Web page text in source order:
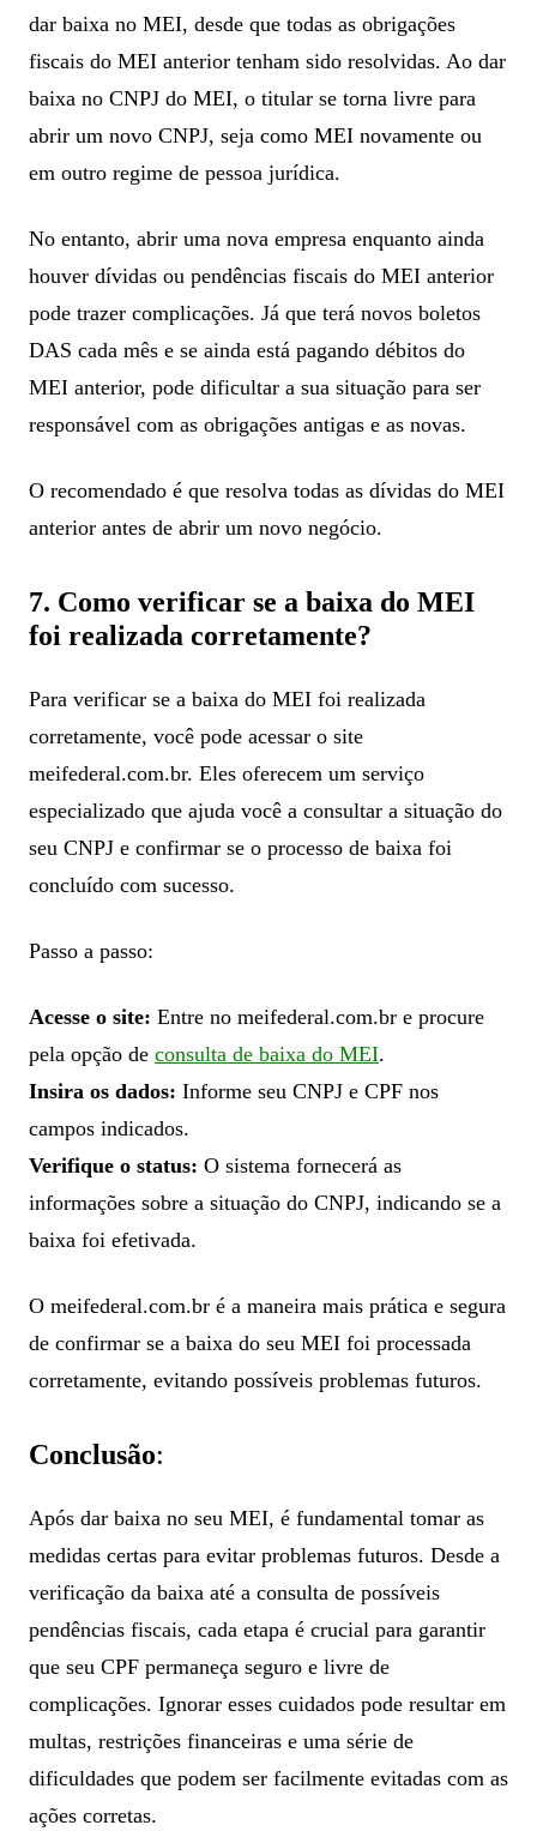
dar baixa no MEI, desde que todas as obrigações
fiscais do MEI anterior tenham sido resolvidas. Ao dar
baixa no CNPJ do MEI, o titular se torna livre para
abrir um novo CNPJ, seja como MEI novamente ou
em outro regime de pessoa jurídica.
No entanto, abrir uma nova empresa enquanto ainda
houver dívidas ou pendências fiscais do MEI anterior
pode trazer complicações. Já que terá novos boletos
DAS cada mês e se ainda está pagando débitos do
MEI anterior, pode dificultar a sua situação para ser
responsável com as obrigações antigas e as novas.
O recomendado é que resolva todas as dívidas do MEI
anterior antes de abrir um novo negócio.
7. Como verificar se a baixa do MEI
foi realizada corretamente?
Para verificar se a baixa do MEI foi realizada
corretamente, você pode acessar o site
meifederal.com.br. Eles oferecem um serviço
especializado que ajuda você a consultar a situação do
seu CNPJ e confirmar se o processo de baixa foi
concluído com sucesso.
Passo a passo:
Acesse o site: Entre no meifederal.com.br e procure
pela opção de consulta de baixa do MEI.
Insira os dados: Informe seu CNPJ e CPF nos
campos indicados.
Verifique o status: O sistema fornecerá as
informações sobre a situação do CNPJ, indicando se a
baixa foi efetivada.
O meifederal.com.br é a maneira mais prática e segura
de confirmar se a baixa do seu MEI foi processada
corretamente, evitando possíveis problemas futuros.
Conclusão:
Após dar baixa no seu MEI, é fundamental tomar as
medidas certas para evitar problemas futuros. Desde a
verificação da baixa até a consulta de possíveis
pendências fiscais, cada etapa é crucial para garantir
que seu CPF permaneça seguro e livre de
complicações. Ignorar esses cuidados pode resultar em
multas, restrições financeiras e uma série de
dificuldades que podem ser facilmente evitadas com as
ações corretas.